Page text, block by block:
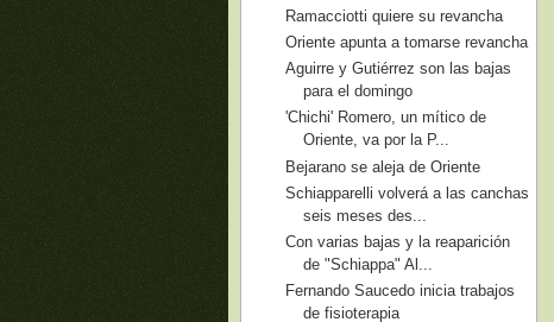
Ramacciotti quiere su revancha
Oriente apunta a tomarse revancha
Aguirre y Gutiérrez son las bajas
para el domingo
'Chichi' Romero, un mítico de
Oriente, va por la P...
Bejarano se aleja de Oriente
Schiapparelli volverá a las canchas
seis meses des...
Con varias bajas y la reaparición
de "Schiappa" Al...
Fernando Saucedo inicia trabajos
de fisioterapia